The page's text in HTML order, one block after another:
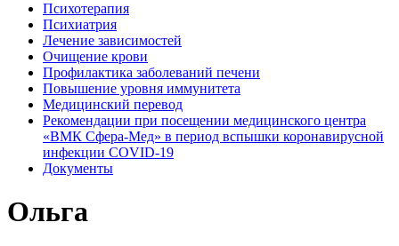
Психотерапия
Психиатрия
Лечение зависимостей
Очищение крови
Профилактика заболеваний печени
Повышение уровня иммунитета
Медицинский перевод
Рекомендации при посещении медицинского центра
«ВМК Сфера-Мед» в период вспышки коронавирусной
инфекции COVID-19
Документы
Ольга